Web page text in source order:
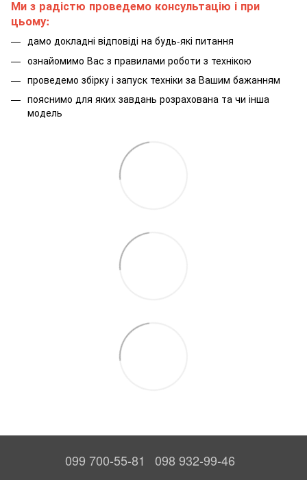
Ми з радістю проведемо консультацію і при
цьому:
дамо докладні відповіді на будь-які питання
ознайомимо Вас з правилами роботи з технікою
проведемо збірку і запуск техніки за Вашим бажанням
пояснимо для яких завдань розрахована та чи інша
модель
099 700-55-81 098 932-99-46